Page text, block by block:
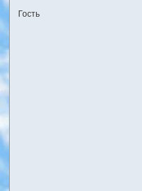
Гость